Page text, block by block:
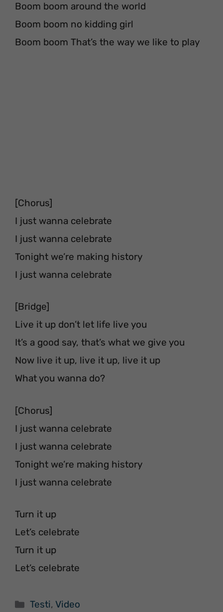
Boom boom around the world
Boom boom no kidding girl
Boom boom That’s the way we like to play
[Chorus]
I just wanna celebrate
I just wanna celebrate
Tonight we’re making history
I just wanna celebrate
[Bridge]
Live it up don’t let life live you
It’s a good say, that’s what we give you
Now live it up, live it up, live it up
What you wanna do?
[Chorus]
I just wanna celebrate
I just wanna celebrate
Tonight we’re making history
I just wanna celebrate
Turn it up
Let’s celebrate
Turn it up
Let’s celebrate
Categorie
Testi,Video